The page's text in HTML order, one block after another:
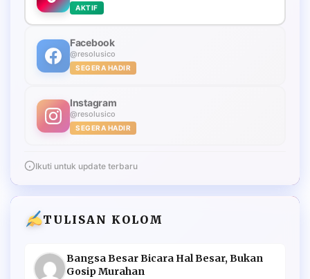
AKTIF
Facebook
@resolusico
SEGERA HADIR
Instagram
@resolusico
SEGERA HADIR
Ikuti untuk update terbaru
TULISAN KOLOM
Bangsa Besar Bicara Hal Besar, Bukan
Gosip Murahan